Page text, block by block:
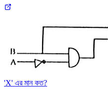
'X' এর মান কত?